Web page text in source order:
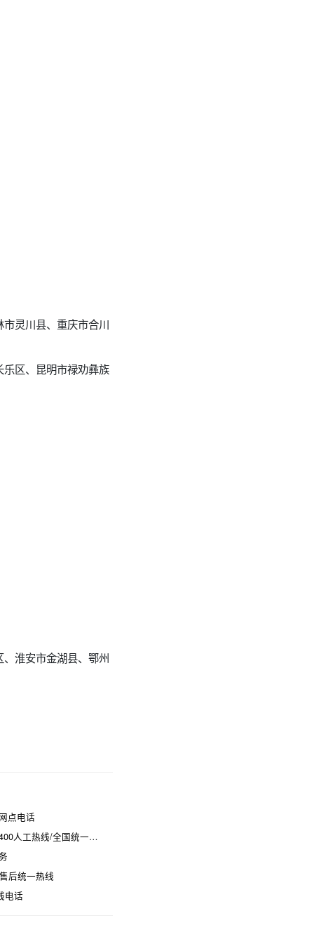
灵川县、重庆市合川
区、昆明市禄劝彝族
淮安市金湖县、鄂州
点电话
/全国统一维修电话是多少
后统一热线
电话